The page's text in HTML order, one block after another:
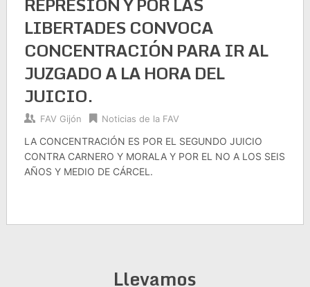
LIBERTADES CONVOCA
CONCENTRACIÓN PARA IR AL
JUZGADO A LA HORA DEL
JUICIO.
FAV Gijón Noticias de la FAV
LA CONCENTRACIÓN ES POR EL SEGUNDO JUICIO
CONTRA CARNERO Y MORALA Y POR EL NO A LOS SEIS
AÑOS Y MEDIO DE CÁRCEL.
Llevamos